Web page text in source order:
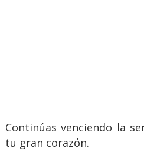
Continúas venciendo la
tu gran corazón.